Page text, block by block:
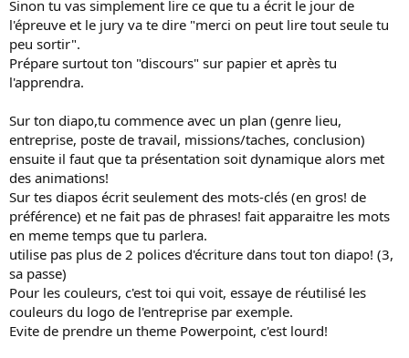
Sinon tu vas simplement lire ce que tu a écrit le jour de
l'épreuve et le jury va te dire "merci on peut lire tout seule tu
peu sortir".
Prépare surtout ton "discours" sur papier et après tu
l'apprendra.
Sur ton diapo,tu commence avec un plan (genre lieu,
entreprise, poste de travail, missions/taches, conclusion)
ensuite il faut que ta présentation soit dynamique alors met
des animations!
Sur tes diapos écrit seulement des mots-clés (en gros! de
préférence) et ne fait pas de phrases! fait apparaitre les mots
en meme temps que tu parlera.
utilise pas plus de 2 polices d'écriture dans tout ton diapo! (3,
sa passe)
Pour les couleurs, c'est toi qui voit, essaye de réutilisé les
couleurs du logo de l'entreprise par exemple.
Evite de prendre un theme Powerpoint, c'est lourd!